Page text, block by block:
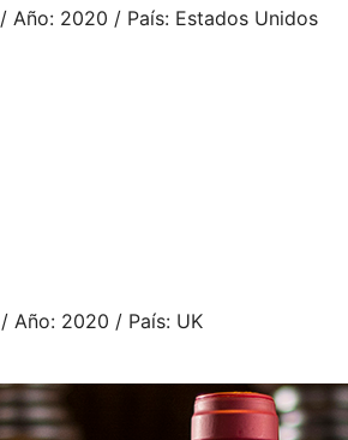
/ Año: 2020 / País: Estados Unidos
/ Año: 2020 / País: UK